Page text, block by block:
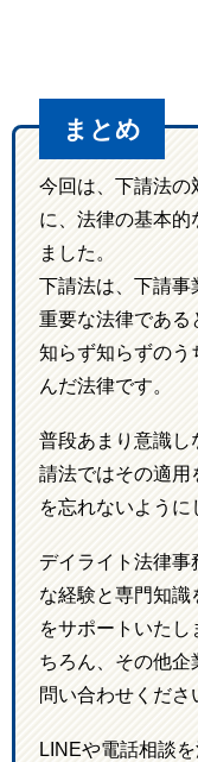
まとめ
今回は、下請法の
に、法律の基本的
ました。
下請法は、下請事
重要な法律である
知らず知らずのう
んだ法律です。
普段あまり意識し
請法ではその適用
を忘れないように
デイライト法律事
な経験と専門知識
をサポートいた
ちろん、その他企
問い合わせくださ
LINEや電話相談